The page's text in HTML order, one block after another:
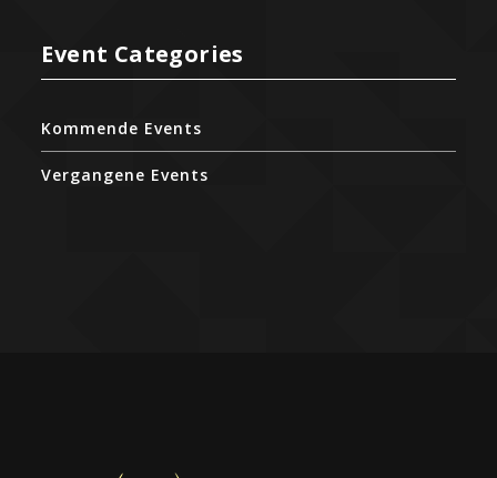
Event Categories
Kommende Events
Vergangene Events